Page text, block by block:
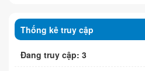
Thống kê truy cập
Đang truy cập: 3